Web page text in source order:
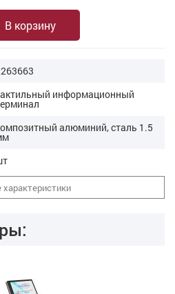
В корзину
информационный
алюминий, сталь 1.5
характеристики